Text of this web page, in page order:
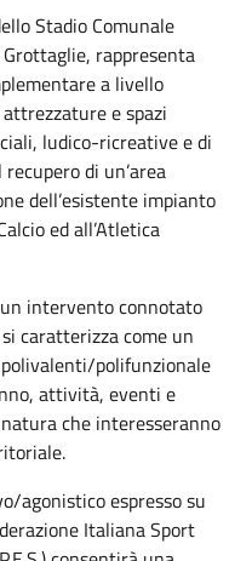
Stadio Comunale
rappresenta
a livello
e spazi
ludico-ricreative e di
di un’area
dell’esistente impianto
ed all’Atletica
intervento connotato
caratterizza come un
polivalenti/polifunzionale
attività, eventi e
che interesseranno
agonistico espresso su
Italiana Sport